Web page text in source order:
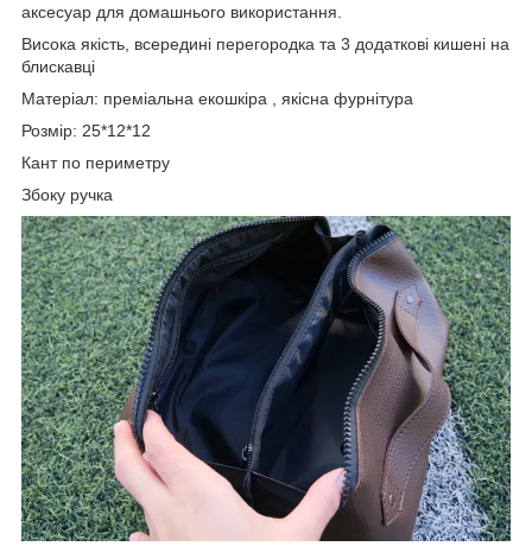
аксесуар для домашнього використання.
Висока якість, всередині перегородка та 3 додаткові кишені на
блискавці
Матеріал: преміальна екошкіра , якісна фурнітура
Розмір: 25*12*12
Кант по периметру
Збоку ручка